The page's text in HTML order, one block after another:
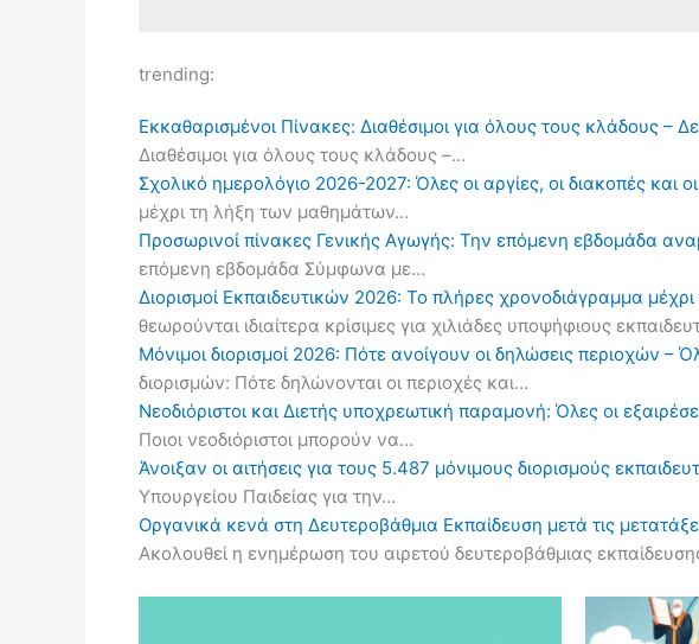
trending:
Εκκαθαρισμένοι Πίνακες: Διαθέσιμοι για όλους τους κλάδους –
Διαθέσιμοι για όλους τους κλάδους –…
Σχολικό ημερολόγιο 2026-2027: Όλες οι αργίες, οι διακοπές και
μέχρι τη λήξη των μαθημάτων…
Προσωρινοί πίνακες Γενικής Αγωγής: Την επόμενη εβδομάδα
επόμενη εβδομάδα Σύμφωνα με…
Διορισμοί Εκπαιδευτικών 2026: Το πλήρες χρονοδιάγραμμα
θεωρούνται ιδιαίτερα κρίσιμες για χιλιάδες υποψήφιους
Μόνιμοι διορισμοί 2026: Πότε ανοίγουν οι δηλώσεις περιοχών
διορισμών: Πότε δηλώνονται οι περιοχές και…
Νεοδιόριστοι και Διετής υποχρεωτική παραμονή: Όλες οι
Ποιοι νεοδιόριστοι μπορούν να…
Άνοιξαν οι αιτήσεις για τους 5.487 μόνιμους διορισμούς
Υπουργείου Παιδείας για την…
Οργανικά κενά στη Δευτεροβάθμια Εκπαίδευση μετά τις
Ακολουθεί η ενημέρωση του αιρετού δευτεροβάθμιας